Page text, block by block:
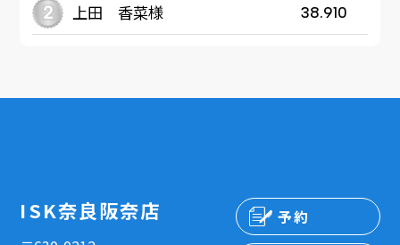
上田 香菜様 38.910
ISK奈良阪奈店 予約